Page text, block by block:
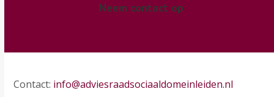
Neem contact op
Contact: info@adviesraadsociaaldomeinleiden.nl